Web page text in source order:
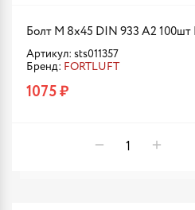
Болт М 8х45 DIN 933 A2 100шт
Артикул: sts011357
Бренд: FORTLUFT
1075 ₽